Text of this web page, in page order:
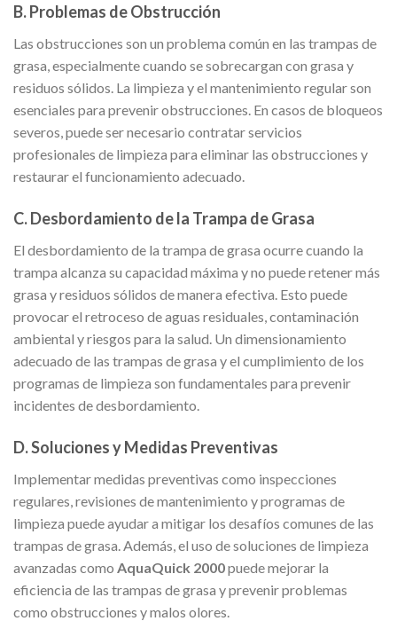
B. Problemas de Obstrucción
Las obstrucciones son un problema común en las trampas de
grasa, especialmente cuando se sobrecargan con grasa y
residuos sólidos. La limpieza y el mantenimiento regular son
esenciales para prevenir obstrucciones. En casos de bloqueos
severos, puede ser necesario contratar servicios
profesionales de limpieza para eliminar las obstrucciones y
restaurar el funcionamiento adecuado.
C. Desbordamiento de la Trampa de Grasa
El desbordamiento de la trampa de grasa ocurre cuando la
trampa alcanza su capacidad máxima y no puede retener más
grasa y residuos sólidos de manera efectiva. Esto puede
provocar el retroceso de aguas residuales, contaminación
ambiental y riesgos para la salud. Un dimensionamiento
adecuado de las trampas de grasa y el cumplimiento de los
programas de limpieza son fundamentales para prevenir
incidentes de desbordamiento.
D. Soluciones y Medidas Preventivas
Implementar medidas preventivas como inspecciones
regulares, revisiones de mantenimiento y programas de
limpieza puede ayudar a mitigar los desafíos comunes de las
trampas de grasa. Además, el uso de soluciones de limpieza
avanzadas como AquaQuick 2000puede mejorar la
eficiencia de las trampas de grasa y prevenir problemas
como obstrucciones y malos olores.